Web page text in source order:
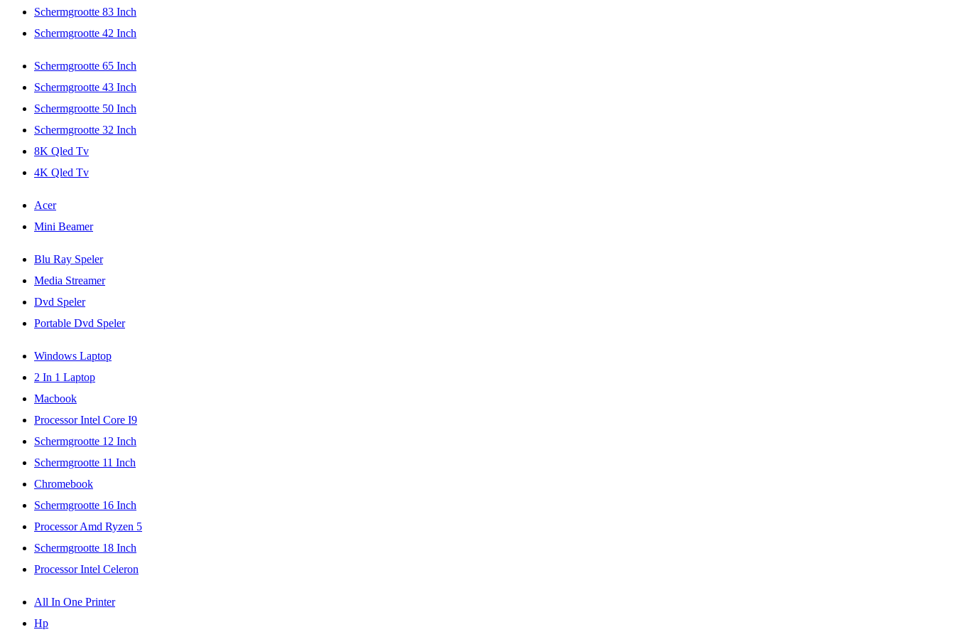
Schermgrootte 83 Inch
Schermgrootte 42 Inch
Schermgrootte 65 Inch
Schermgrootte 43 Inch
Schermgrootte 50 Inch
Schermgrootte 32 Inch
8K Qled Tv
4K Qled Tv
Acer
Mini Beamer
Blu Ray Speler
Media Streamer
Dvd Speler
Portable Dvd Speler
Windows Laptop
2 In 1 Laptop
Macbook
Processor Intel Core I9
Schermgrootte 12 Inch
Schermgrootte 11 Inch
Chromebook
Schermgrootte 16 Inch
Processor Amd Ryzen 5
Schermgrootte 18 Inch
Processor Intel Celeron
All In One Printer
Hp